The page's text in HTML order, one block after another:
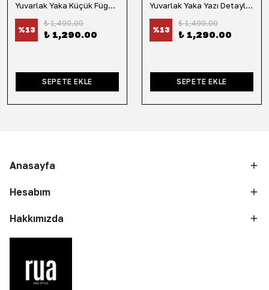
Yuvarlak Yaka Küçük Fügür Detaylı Tişört-Siyah
%13
₺ 1,490.00
₺ 1,290.00
SEPETE EKLE
Yuvarlak Yaka Yazı Detaylı Tişört-Lacivert
%13
₺ 1,490.00
₺ 1,290.00
SEPETE EKLE
Anasayfa
Hesabım
Hakkımızda